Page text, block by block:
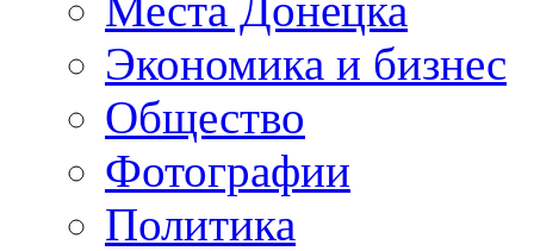
Экономика и бизнес
Общество
Фотографии
Политика